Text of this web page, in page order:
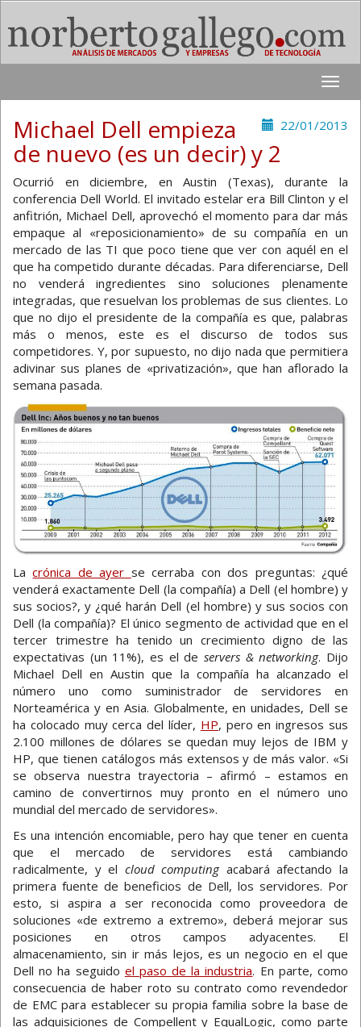
Toggle
22/01/2013
Michael Dell empieza
de nuevo (es un decir) y 2
Ocurrió en diciembre, en Austin (Texas), durante la
conferencia Dell World. El invitado estelar era Bill Clinton y el
anfitrión, Michael Dell, aprovechó el momento para dar más
empaque al «reposicionamiento» de su compañía en un
mercado de las TI que poco tiene que ver con aquél en el
que ha competido durante décadas. Para diferenciarse, Dell
no venderá ingredientes sino soluciones plenamente
integradas, que resuelvan los problemas de sus clientes. Lo
que no dijo el presidente de la compañía es que, palabras
más o menos, este es el discurso de todos sus
competidores. Y, por supuesto, no dijo nada que permitiera
adivinar sus planes de «privatización», que han aflorado la
semana pasada.
Lacrónica de ayer se cerraba con dos preguntas: ¿qué
venderá exactamente Dell (la compañía) a Dell (el hombre) y
sus socios?, y ¿qué harán Dell (el hombre) y sus socios con
Dell (la compañía)? El único segmento de actividad que en el
tercer trimestre ha tenido un crecimiento digno de las
expectativas (un 11%), es el de servers & networking. Dijo
Michael Dell en Austin que la compañía ha alcanzado el
número uno como suministrador de servidores en
Norteamérica y en Asia. Globalmente, en unidades, Dell se
ha colocado muy cerca del líder, HP, pero en ingresos sus
2.100 millones de dólares se quedan muy lejos de IBM y
HP, que tienen catálogos más extensos y de más valor. «Si
se observa nuestra trayectoria – afirmó – estamos en
camino de convertirnos muy pronto en el número uno
mundial del mercado de servidores».
Es una intención encomiable, pero hay que tener en cuenta
que el mercado de servidores está cambiando
radicalmente, y el cloud computing acabará afectando la
primera fuente de beneficios de Dell, los servidores. Por
esto, si aspira a ser reconocida como proveedora de
soluciones «de extremo a extremo», deberá mejorar sus
posiciones en otros campos adyacentes. El
almacenamiento, sin ir más lejos, es un negocio en el que
Dell no ha seguido el paso de la industria. En parte, como
consecuencia de haber roto su contrato como revendedor
de EMC para establecer su propia familia sobre la base de
las adquisiciones de Compellent y EqualLogic, como parte